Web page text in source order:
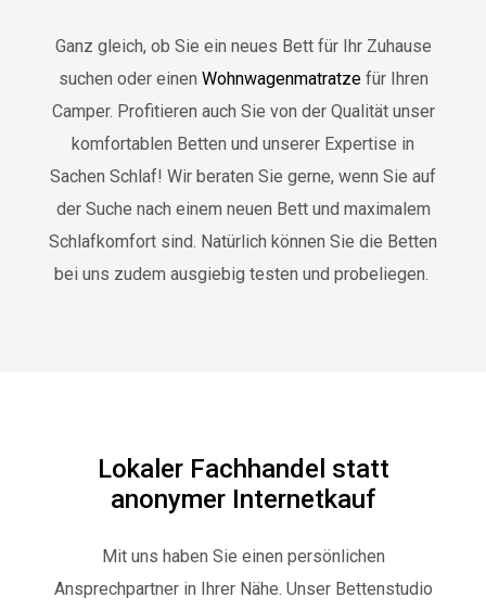
Ganz gleich, ob Sie ein neues Bett für Ihr Zuhause
suchen oder einen Wohnwagenmatratzefür Ihren
Camper. Profitieren auch Sie von der Qualität unser
komfortablen Betten und unserer Expertise in
Sachen Schlaf! Wir beraten Sie gerne, wenn Sie auf
der Suche nach einem neuen Bett und maximalem
Schlafkomfort sind. Natürlich können Sie die Betten
bei uns zudem ausgiebig testen und probeliegen.
Lokaler Fachhandel statt
anonymer Internetkauf
Mit uns haben Sie einen persönlichen
Ansprechpartner in Ihrer Nähe. Unser Bettenstudio